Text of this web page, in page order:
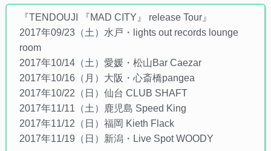
『TENDOUJI 『MAD CITY』 release Tour』
2017年09/23（土）水戸・lights out records lounge
room
2017年10/14（土）愛媛・松山Bar Caezar
2017年10/16（月）大阪・心斎橋pangea
2017年10/22（日）仙台 CLUB SHAFT
2017年11/11（土）鹿児島 Speed King
2017年11/12（日）福岡 Kieth Flack
2017年11/19（日）新潟・Live Spot WOODY